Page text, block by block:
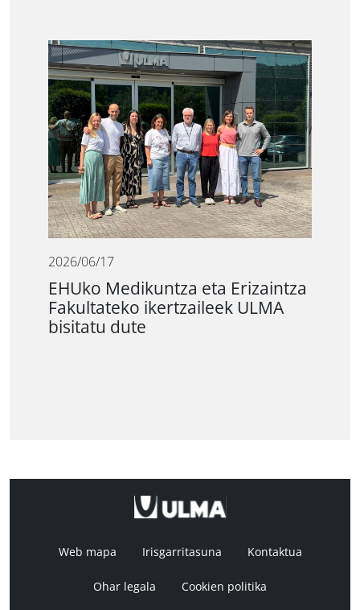
2026/06/17
EHUko Medikuntza eta Erizaintza
Fakultateko ikertzaileek ULMA
bisitatu dute
Web mapa Irisgarritasuna Kontaktua
Ohar legala Cookien politika